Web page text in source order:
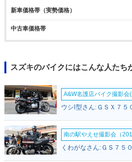
新車価格帯（実勢価格）
中古車価格帯
スズキのバイクにはこんな人たち
A&W名護店バイク撮影
ウシI型さん:ＧＳＸ７５
南の駅やえせ撮影会（
くわがなさん:ＧＳ７５